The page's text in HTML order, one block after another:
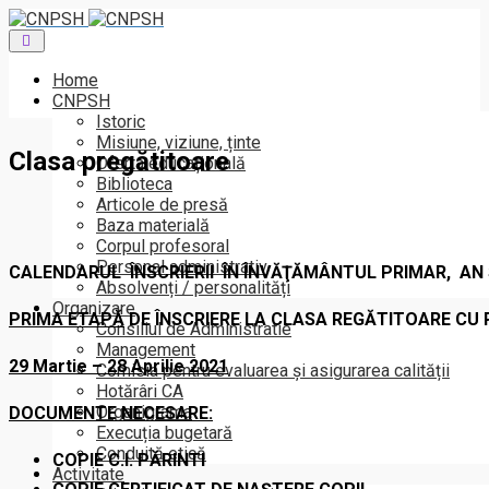
Toggle
navigation
Home
CNPSH
Istoric
Misiune, viziune, ținte
Oferta educațională
Biblioteca
Articole de presă
Baza materială
Corpul profesoral
Personal administrativ
Absolvenți / personalități
Organizare
Consiliul de Administratie
Management
Comisia pentru evaluarea și asigurarea calității
Hotărâri CA
Organigrama
Execuția bugetară
Conduită etică
Activitate
Clasa pregătitoare
CALENDARUL ÎNSCRIERII ÎN ÎNVĂŢĂMÂNTUL PRIMAR, AN
PRIMA ETAPĂDE ÎNSCRIERE LA CLASA REGĂTITOARE
29 Martie – 28 Aprilie 2021
DOCUMENTE NECESARE:
COPIE C.I. PĂRINTI